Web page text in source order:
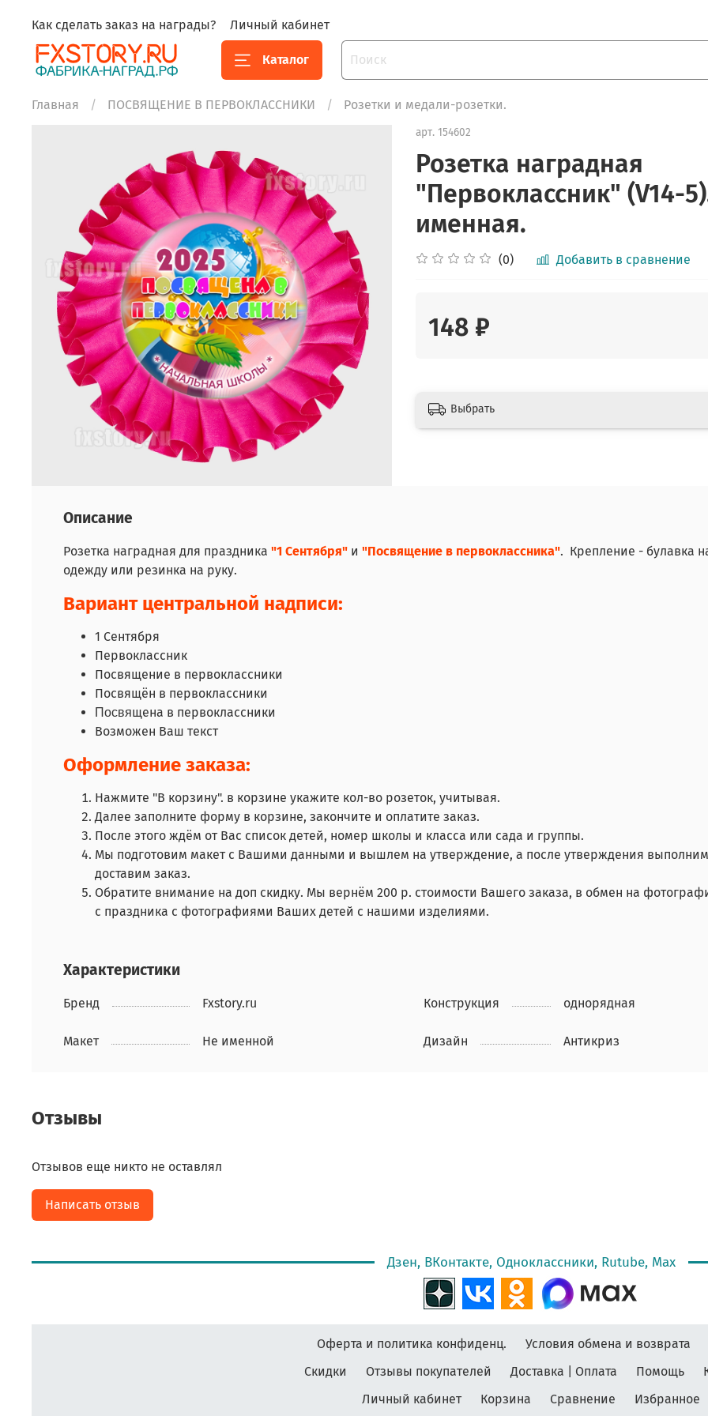
Как сделать заказ на награды? Личный кабинет
Каталог
Главная ПОСВЯЩЕНИЕ В ПЕРВОКЛАССНИКИ Розетки и медали-розетки.
арт.154602
Розетка наградная
"Первоклассник" (V14-
именная.
(0) Добавить в сравнение
148 ₽
Выбрать
Описание
Розетка наградная для праздника "1 Сентября" и "Посвящение в первоклассника". Крепление - булавка
одежду или резинка на руку.
Вариант центральной надписи:
1 Сентября
Первоклассник
Посвящение в первоклассники
Посвящён в первоклассники
Посвящена в первоклассники
Возможен Ваш текст
Оформление заказа:
Нажмите "В корзину". в корзине укажите кол-во розеток, учитывая.
Далее заполните форму в корзине, закончите и оплатите заказ.
После этого ждём от Вас список детей, номер школы и класса или сада и группы.
Мы подготовим макет с Вашими данными и вышлем на утверждение, а после утверждения
доставим заказ.
Обратите внимание на доп скидку. Мы вернём 200 р. стоимости Вашего заказа, в обмен на
с праздника с фотографиями Ваших детей с нашими изделиями.
Характеристики
Бренд Fxstory.ru Конструкция однорядная
Макет Не именной Дизайн Антикриз
Отзывы
Отзывов еще никто не оставлял
Написать отзыв
Дзен, ВКонтакте, Одноклассники, Rutube, Max
Оферта и политика конфиденц.
Условия обмена и возврата
Скидки
Отзывы покупателей Доставка | Оплата Помощь
Личный кабинет
Корзина Сравнение Избранное